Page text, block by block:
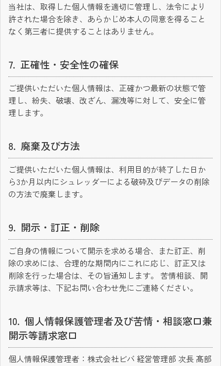
当社は、取得した個人情報を適切に管理し、法令により
許された場合を除き、あらかじめ本人の同意を得ること
なく第三者に提供することはありません。
正確性・安全性の確保
ご提供いただいた個人情報は、正確かつ最新の状態で管
理し、紛失、破壊、改ざん、漏洩等に対して、安全に管
理します。
廃棄及び方法
ご提供いただいた個人情報は、利用目的が終了した日か
ら3か月以内にシュレッダーによる破砕及びデータの削除
の方法で廃棄します。
開示・訂正・削除
ご自身の情報について開示を求める場合、また訂正、削
除の求めには、合理的な期間内にこれに応じ、訂正又は
削除を行った場合は、その旨通知します。 苦情相談、開
示請求等は、下記お問い合わせ先にご連絡ください。
個人情報保護管理者及び苦情・相談窓口兼
開示等請求窓口
個人情報保護管理者：株式会社ビバ 経営管理部 次長 髙部